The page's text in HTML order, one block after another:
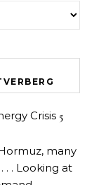
Crisis 5
many
. . Looking at